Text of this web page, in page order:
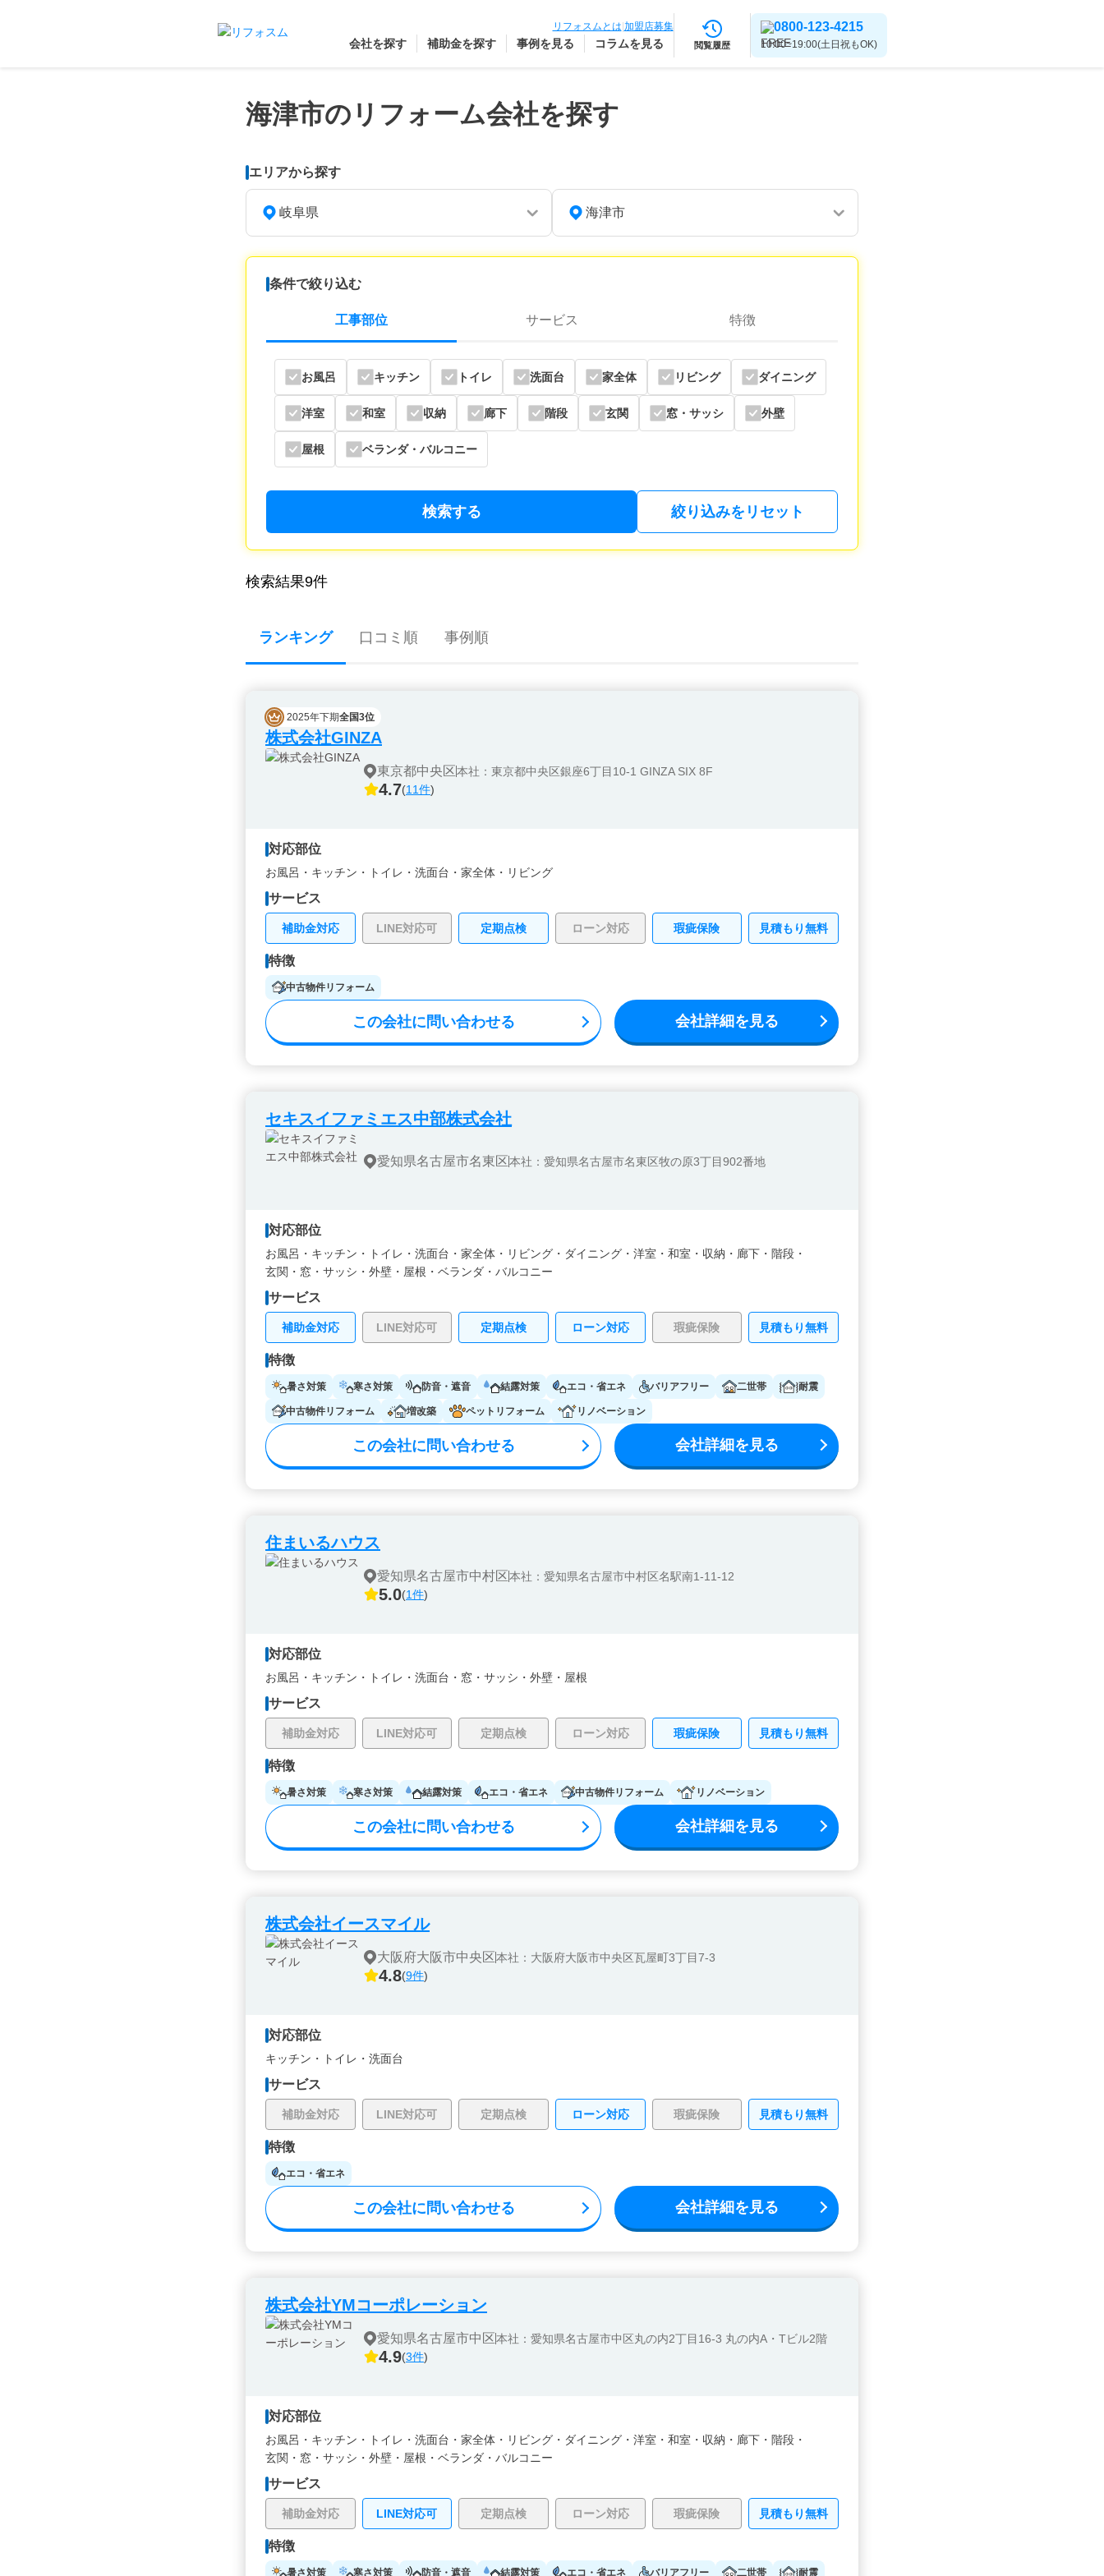
リフォスムとは|加盟店募集
会社を探す 補助金を探す 事例を見る コラムを見る 閲覧履歴
0800-123-4215
10:00~19:00(土日祝もOK)
海津市のリフォーム会社を探す
エリアから探す
岐阜県 海津市
条件で絞り込む
工事部位 サービス 特徴
お風呂 キッチン トイレ 洗面台 家全体 リビング ダイニング
洋室 和室 収納 廊下 階段 玄関 窓・サッシ 外壁
屋根 ベランダ・バルコニー
検索する 絞り込みをリセット
検索結果9件
ランキング 口コミ順 事例順
2025年下期全国3位
株式会社GINZA
東京都中央区本社：東京都中央区銀座6丁目10-1 GINZA SIX 8F
4.7(11件)
対応部位
お風呂・ キッチン・ トイレ・ 洗面台・ 家全体・ リビング
サービス
補助金対応 LINE対応可 定期点検 ローン対応 瑕疵保険 見積もり無料
特徴
中古物件リフォーム
この会社に問い合わせる 会社詳細を見る
セキスイファミエス中部株式会社
愛知県名古屋市名東区本社：愛知県名古屋市名東区牧の原3丁目902番地
対応部位
お風呂・ キッチン・ トイレ・ 洗面台・ 家全体・ リビング・ ダイニング・ 洋室・ 和室・ 収納・ 廊下・ 階段・
玄関・ 窓・サッシ・ 外壁・ 屋根・ ベランダ・バルコニー
サービス
補助金対応 LINE対応可 定期点検 ローン対応 瑕疵保険 見積もり無料
特徴
暑さ対策 寒さ対策 防音・遮音 結露対策 エコ・省エネ バリアフリー 二世帯 耐震
中古物件リフォーム 増改築 ペットリフォーム リノベーション
この会社に問い合わせる 会社詳細を見る
住まいるハウス
愛知県名古屋市中村区本社：愛知県名古屋市中村区名駅南1-11-12
5.0(1件)
対応部位
お風呂・ キッチン・ トイレ・ 洗面台・ 窓・サッシ・ 外壁・ 屋根
サービス
補助金対応 LINE対応可 定期点検 ローン対応 瑕疵保険 見積もり無料
特徴
暑さ対策 寒さ対策 結露対策 エコ・省エネ 中古物件リフォーム リノベーション
この会社に問い合わせる 会社詳細を見る
株式会社イースマイル
大阪府大阪市中央区本社：大阪府大阪市中央区瓦屋町3丁目7-3
4.8(9件)
対応部位
キッチン・ トイレ・ 洗面台
サービス
補助金対応 LINE対応可 定期点検 ローン対応 瑕疵保険 見積もり無料
特徴
エコ・省エネ
この会社に問い合わせる 会社詳細を見る
株式会社YMコーポレーション
愛知県名古屋市中区本社：愛知県名古屋市中区丸の内2丁目16-3 丸の内A・Tビル2階
4.9(3件)
対応部位
お風呂・ キッチン・ トイレ・ 洗面台・ 家全体・ リビング・ ダイニング・ 洋室・ 和室・ 収納・ 廊下・ 階段・
玄関・ 窓・サッシ・ 外壁・ 屋根・ ベランダ・バルコニー
サービス
補助金対応 LINE対応可 定期点検 ローン対応 瑕疵保険 見積もり無料
特徴
暑さ対策 寒さ対策 防音・遮音 結露対策 エコ・省エネ バリアフリー 二世帯 耐震